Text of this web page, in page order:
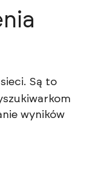
Są to
wyników